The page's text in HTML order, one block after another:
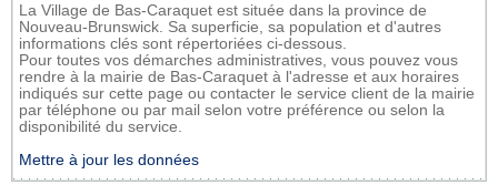
La Village de Bas-Caraquet est située dans la province de
Nouveau-Brunswick. Sa superficie, sa population et d'autres
informations clés sont répertoriées ci-dessous.
Pour toutes vos démarches administratives, vous pouvez vous
rendre à la mairie de Bas-Caraquet à l'adresse et aux horaires
indiqués sur cette page ou contacter le service client de la mairie
par téléphone ou par mail selon votre préférence ou selon la
disponibilité du service.
Mettre à jour les données